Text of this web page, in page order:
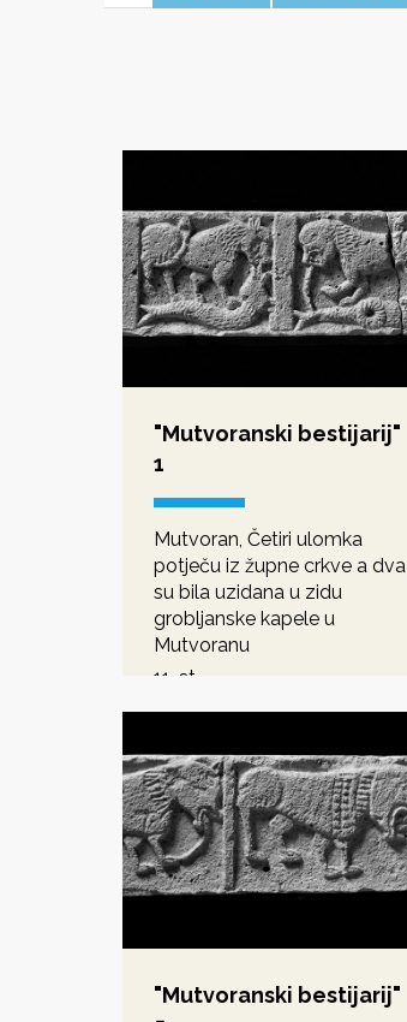
"Mutvoranski bestijarij"
1
Mutvoran, Četiri ulomka
potječu iz župne crkve a dva
su bila uzidana u zidu
grobljanske kapele u
Mutvoranu
11. st.
"Mutvoranski bestijarij"